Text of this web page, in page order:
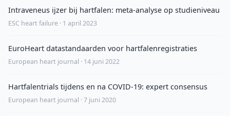
Intraveneus ijzer bij hartfalen: meta-analyse op studieniveau
ESC heart failure · 1 april 2023
EuroHeart datastandaarden voor hartfalenregistraties
European heart journal · 14 juni 2022
Hartfalentrials tijdens en na COVID-19: expert consensus
European heart journal · 7 juni 2020